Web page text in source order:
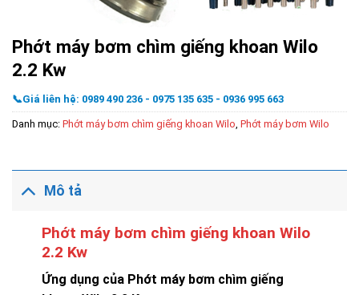
Phớt máy bơm chìm giếng khoan Wilo
2.2 Kw
📞Giá liên hệ: 0989 490 236 - 0975 135 635 - 0936 995 663
Danh mục: Phớt máy bơm chìm giếng khoan Wilo Phớt máy bơm Wilo
Mô tả
Phớt máy bơm chìm giếng khoan Wilo
2.2 Kw
Ứng dụng của Phớt máy bơm chìm giếng